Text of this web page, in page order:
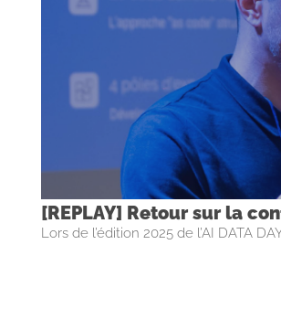
[REPLAY] Retour sur la
Lors de l’édition 2025 de l’AI DATA